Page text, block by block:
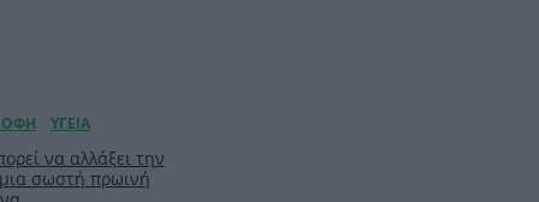
να αλλάξει την
σωστή πρωινή